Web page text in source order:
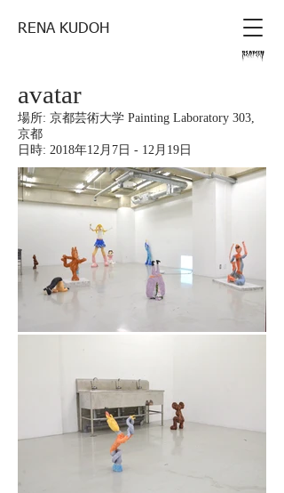
RENA KUDOH
avatar
場所: 京都芸術大学 Painting Laboratory 303,
京都
日時: 2018年12月7日 - 12月19日